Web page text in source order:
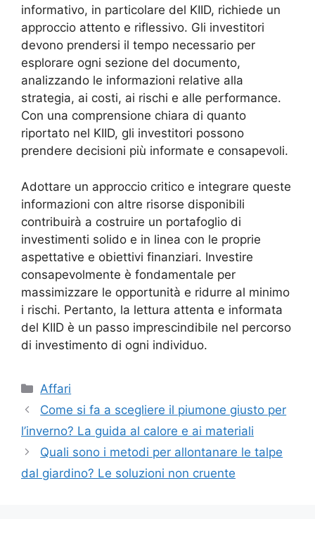
informativo, in particolare del KIID, richiede un
approccio attento e riflessivo. Gli investitori
devono prendersi il tempo necessario per
esplorare ogni sezione del documento,
analizzando le informazioni relative alla
strategia, ai costi, ai rischi e alle performance.
Con una comprensione chiara di quanto
riportato nel KIID, gli investitori possono
prendere decisioni più informate e consapevoli.
Adottare un approccio critico e integrare queste
informazioni con altre risorse disponibili
contribuirà a costruire un portafoglio di
investimenti solido e in linea con le proprie
aspettative e obiettivi finanziari. Investire
consapevolmente è fondamentale per
massimizzare le opportunità e ridurre al minimo
i rischi. Pertanto, la lettura attenta e informata
del KIID è un passo imprescindibile nel percorso
di investimento di ogni individuo.
Categorie
Affari
Come si fa a scegliere il piumone giusto per
l’inverno? La guida al calore e ai materiali
Quali sono i metodi per allontanare le talpe
dal giardino? Le soluzioni non cruente